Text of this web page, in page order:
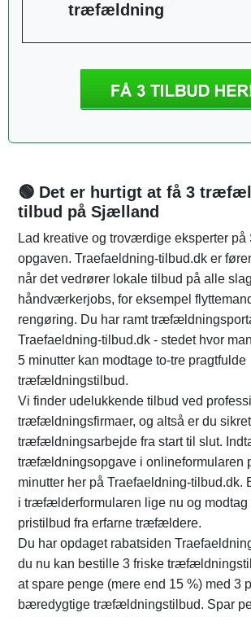
træfældning
🟢 Det er hurtigt at få 3
tilbud på Sjælland
Lad kreative og troværdige eksperter
opgaven. Traefaeldning-tilbud.dk er
når det vedrører lokale tilbud på alle
håndværkerjobs, for eksempel
rengøring. Du har ramt
Traefaeldning-tilbud.dk - stedet hvor
5 minutter kan modtage to-tre pragtfulde
træfældningstilbud.
Vi finder udelukkende tilbud ved
træfældningsfirmaer, og altså er du
træfældningsarbejde fra start til slut.
træfældningsopgave i onlineformularen
minutter her på Traefaeldning-tilbud.dk.
i træfælderformularen lige nu og modtag
pristilbud fra erfarne træfældere.
Du har opdaget rabatsiden
du nu kan bestille 3 friske
at spare penge (mere end 15 %) med 3
bæredygtige træfældningstilbud. Spar